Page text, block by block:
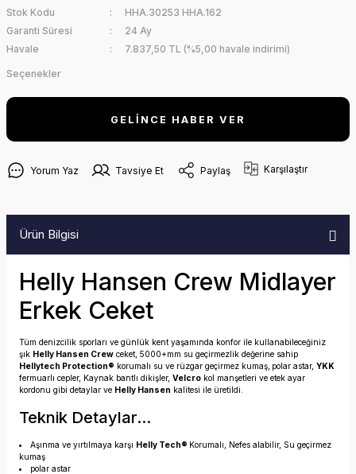
Stok Kodu
HHA.30253 HHA.162
Garanti Süresi
24 Ay
Havale
7.837,50 TL (%5,00 havale indirimi)
Seçenekler
GELİNCE HABER VER
Yorum Yaz Tavsiye Et Paylaş Karşılaştır
Ürün Bilgisi
Helly Hansen Crew Midlayer
Erkek Ceket
Tüm denizcilik sporları ve günlük kent yaşamında konfor ile kullanabileceğiniz
şık Helly Hansen Crew ceket, 5000+mm su geçirmezlik değerine sahip
Hellytech Protection® korumalı su ve rüzgar geçirmez kumaş, polar astar, YKK
fermuarlı cepler, Kaynak bantlı dikişler, Velcro kol manşetleri ve etek ayar
kordonu gibi detaylar ve Helly Hansen kalitesi ile üretildi.
Teknik Detaylar...
Aşınma ve yırtılmaya karşı Helly Tech® Korumalı, Nefes alabilir, Su geçirmez
kumaş
polar astar